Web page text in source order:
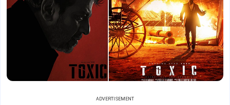
ADVERTISEMENT